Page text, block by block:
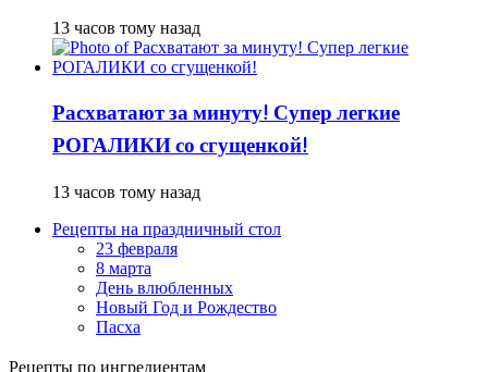
13 часов тому назад
Расхватают за минуту! Супер легкие
РОГАЛИКИ со сгущенкой!
13 часов тому назад
Рецепты на праздничный стол
23 февраля
8 марта
День влюбленных
Новый Год и Рождество
Пасха